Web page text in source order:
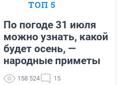
ТОП 5
По погоде 31 июля
можно узнать, какой
будет осень, —
народные приметы
158 524 15